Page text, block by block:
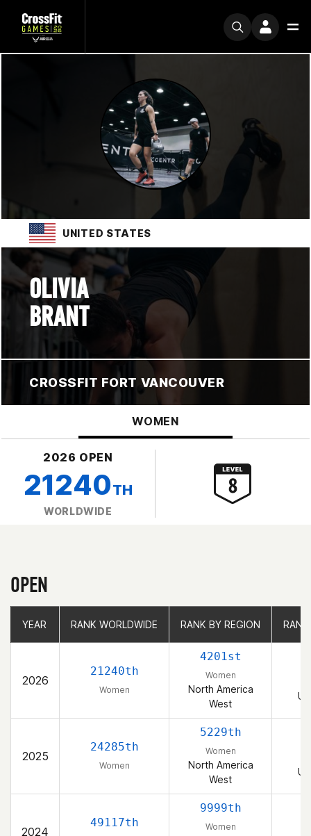
UNITED STATES
OLIVIA
BRANT
CROSSFIT FORT VANCOUVER
WOMEN
2026 OPEN
21240TH
WORLDWIDE
OPEN
YEAR RANK WORLDWIDE RANK BY REGION
2026
21240th
Women
4201st
Women
North America
West
2025
24285th
Women
5229th
Women
North America
West
2024
49117th
9999th
Women
YEAR RANK WORLDWIDE RANK BY REGION